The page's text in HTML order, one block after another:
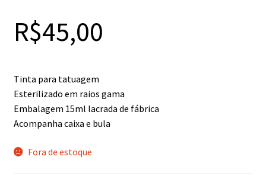
R$45,00
Tinta para tatuagem
Esterilizado em raios gama
Embalagem 15ml lacrada de fábrica
Acompanha caixa e bula
Fora de estoque